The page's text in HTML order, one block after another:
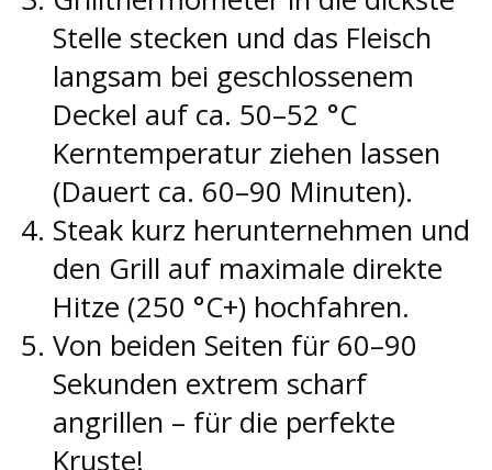
Stelle stecken und das Fleisch
langsam bei geschlossenem
Deckel auf ca. 50–52 °C
Kerntemperatur ziehen lassen
(Dauert ca. 60–90 Minuten).
Steak kurz herunternehmen und
den Grill auf maximale direkte
Hitze (250 °C+) hochfahren.
Von beiden Seiten für 60–90
Sekunden extrem scharf
angrillen – für die perfekte
Kruste!